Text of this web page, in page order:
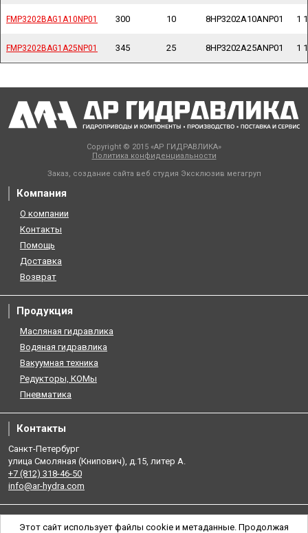
Этот сайт использует файлы cookie и метаданные. Продолжая
FMP3202BAG1A10NP01 300 10 8HP3202A10ANP01 1
FMP3202BAG1A25NP01 345 25 8HP3202A25ANP01 1
FMP3202BAG1A10NP01
FMP3202BAG1A25NP01
Copyright © 2015 «АР ГИДРАВЛИКА»
Политика конфиденциальности
Заказ, создание сайта веб студия Эксклюзив мегагруп
Компания
О компании
Контакты
Помощь
Доставка
Возврат
Продукция
Масляная гидравлика
Водяная гидравлика
Вакуумная техника
Редукторы, КОМы
Пневматика
Контакты
Санкт-Петербург
улица Смоляная (Книпович), д.15, литер А.
+7 (812) 318-46-50
info@ar-hydra.com